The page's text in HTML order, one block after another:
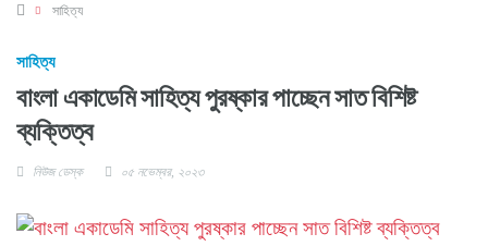
সাহিত্য
সাহিত্য
বাংলা একাডেমি সাহিত্য পুরষ্কার পাচ্ছেন সাত বিশিষ্ট
ব্যক্তিত্ব
নিউজ ডেস্ক ০৫ নভেম্বর, ২০২৩